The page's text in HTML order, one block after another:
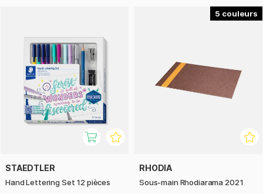
STAEDTLER
Hand Lettering Set 12 pièces
5
RHODIA
Sous-main Rhodiarama 2021